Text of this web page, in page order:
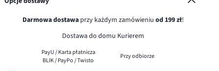
Darmowa dostawaprzy każdym zamówieniu od 199 zł!
Dostawa do domu Kurierem
PayU / Karta płatnicza
BLIK / PayPo / Twisto
Przy odbiorze